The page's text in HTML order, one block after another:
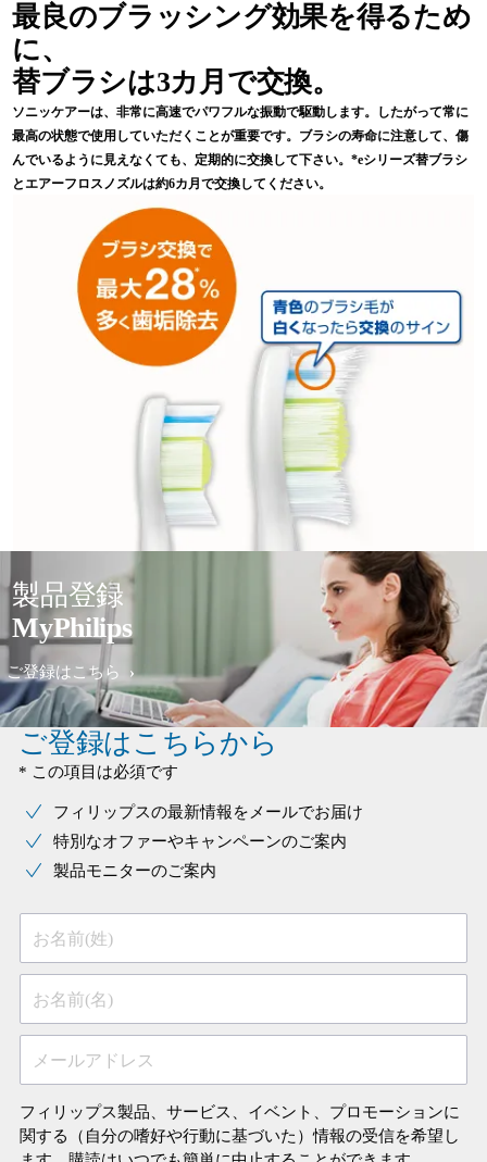
最良のブラッシング効果を得るため
に、
替ブラシは3カ月で交換。
ソニッケアーは、非常に高速でパワフルな振動で駆動します。したがって常に
最高の状態で使用していただくことが重要です。ブラシの寿命に注意して、傷
んでいるように見えなくても、定期的に交換して下さい。*eシリーズ替ブラシ
とエアーフロスノズルは約6カ月で交換してください。
製品登録
MyPhilips
ご登録はこちら
ご登録はこちらから
* この項目は必須です
フィリップスの最新情報をメールでお届け
特別なオファーやキャンペーンのご案内
製品モニターのご案内
お名前(姓)
お名前(名)
メールアドレス
フィリップス製品、サービス、イベント、プロモーションに
関する（自分の嗜好や行動に基づいた）情報の受信を希望し